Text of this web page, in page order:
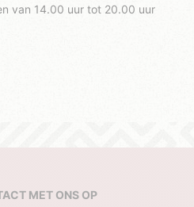
van 14.00 uur tot 20.00 uur
MET ONS OP